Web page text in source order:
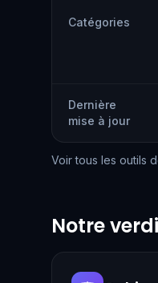
Catégories
Dernière
mise à jour
Voir tous les outils
Notre